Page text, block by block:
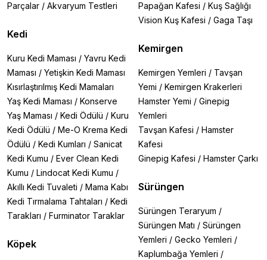
Parçalar / Akvaryum Testleri
Kedi
Kuru Kedi Maması / Yavru Kedi
Maması / Yetişkin Kedi Maması
Kısırlaştırılmış Kedi Mamaları
Yaş Kedi Maması / Konserve
Yaş Maması / Kedi Ödülü / Kuru
Kedi Ödülü / Me-O Krema Kedi
Ödülü / Kedi Kumları / Sanicat
Kedi Kumu / Ever Clean Kedi
Kumu / Lindocat Kedi Kumu /
Akıllı Kedi Tuvaleti / Mama Kabı
Kedi Tırmalama Tahtaları / Kedi
Tarakları / Furminator Taraklar
Köpek
Papağan Kafesi / Kuş Sağlığı
Vision Kuş Kafesi / Gaga Taşı
Kemirgen
Kemirgen Yemleri / Tavşan
Yemi / Kemirgen Krakerleri
Hamster Yemi / Ginepig
Yemleri
Tavşan Kafesi / Hamster
Kafesi
Ginepig Kafesi / Hamster Çarkı
Sürüngen
Sürüngen Teraryum /
Sürüngen Matı / Sürüngen
Yemleri / Gecko Yemleri /
Kaplumbağa Yemleri /